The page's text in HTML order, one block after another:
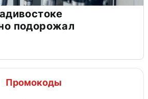
подорожал
Промокоды